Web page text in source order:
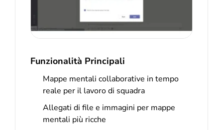
Funzionalità Principali
Mappe mentali collaborative in tempo
reale per il lavoro di squadra
Allegati di file e immagini per mappe
mentali più ricche